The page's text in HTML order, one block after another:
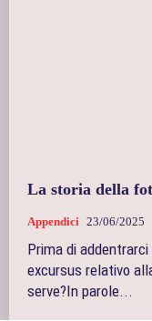
La storia della
Appendici 23/06/2025
Prima di
excursus relativo
serve?In parole...